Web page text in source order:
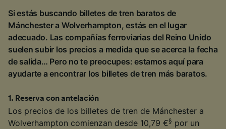
Si estás buscando billetes de tren baratos de
Mánchester a Wolverhampton, estás en el lugar
adecuado. Las compañías ferroviarias del Reino Unido
suelen subir los precios a medida que se acerca la fecha
de salida… Pero no te preocupes: estamos aquí para
ayudarte a encontrar los billetes de tren más baratos.
1 . Reserva con antelación
Los precios de los billetes de tren de Mánchester a
Wolverhampton comienzan desde 10,79 €§ por un